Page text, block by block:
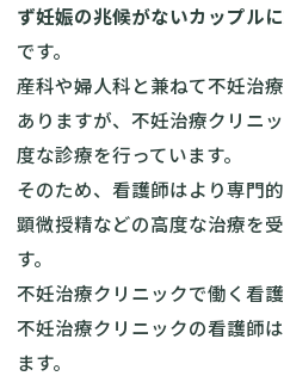
ず妊娠の兆候がないカップル
です。
産科や婦人科と兼ねて不妊治
ありますが、不妊治療クリニ
度な診療を行っています。
そのため、看護師はより専門
顕微授精などの高度な治療を
す。
不妊治療クリニックで働く看
不妊治療クリニックの看護師
ます。